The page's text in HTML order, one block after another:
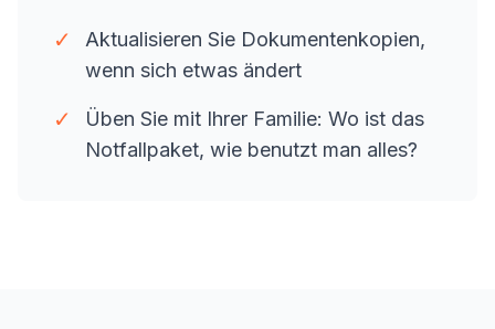
✓
Aktualisieren Sie Dokumentenkopien,
wenn sich etwas ändert
✓
Üben Sie mit Ihrer Familie: Wo ist das
Notfallpaket, wie benutzt man alles?